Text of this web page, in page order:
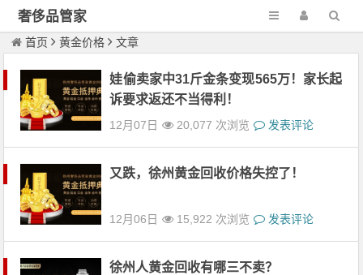
奢侈品管家
首页 黄金价格 文章
娃偷卖家中31斤金条变现565万！家长起
诉要求返还不当得利！
12月07日 20,077 次浏览 发表评论
又跌，徐州黄金回收价格失控了！
12月06日 15,922 次浏览 发表评论
徐州人黄金回收有哪三不卖？